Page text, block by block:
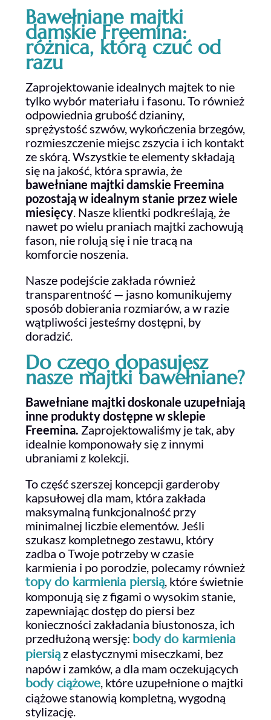
Bawełniane majtki
damskie Freemina:
różnica, którą czuć od
razu
Zaprojektowanie idealnych majtek to nie
tylko wybór materiału i fasonu. To również
odpowiednia grubość dzianiny,
sprężystość szwów, wykończenia brzegów,
rozmieszczenie miejsc zszycia i ich kontakt
ze skórą. Wszystkie te elementy składają
się na jakość, która sprawia, że
bawełniane majtki damskie Freemina
pozostają w idealnym stanie przez wiele
miesięcy. Nasze klientki podkreślają, że
nawet po wielu praniach majtki zachowują
fason, nie rolują się i nie tracą na
komforcie noszenia.
Nasze podejście zakłada również
transparentność — jasno komunikujemy
sposób dobierania rozmiarów, a w razie
wątpliwości jesteśmy dostępni, by
doradzić.
Do czego dopasujesz
nasze majtki bawełniane?
Bawełniane majtki doskonale uzupełniają
inne produkty dostępne w sklepie
Freemina. Zaprojektowaliśmy je tak, aby
idealnie komponowały się z innymi
ubraniami z kolekcji.
To część szerszej koncepcji garderoby
kapsułowej dla mam, która zakłada
maksymalną funkcjonalność przy
minimalnej liczbie elementów. Jeśli
szukasz kompletnego zestawu, który
zadba o Twoje potrzeby w czasie
karmienia i po porodzie, polecamy również
topy do karmienia piersią, które świetnie
komponują się z figami o wysokim stanie,
zapewniając dostęp do piersi bez
konieczności zakładania biustonosza, ich
przedłużoną wersję: body do karmienia
piersią z elastycznymi miseczkami, bez
napów i zamków, a dla mam oczekujących
body ciążowe, które uzupełnione o majtki
ciążowe stanowią kompletną, wygodną
stylizację.